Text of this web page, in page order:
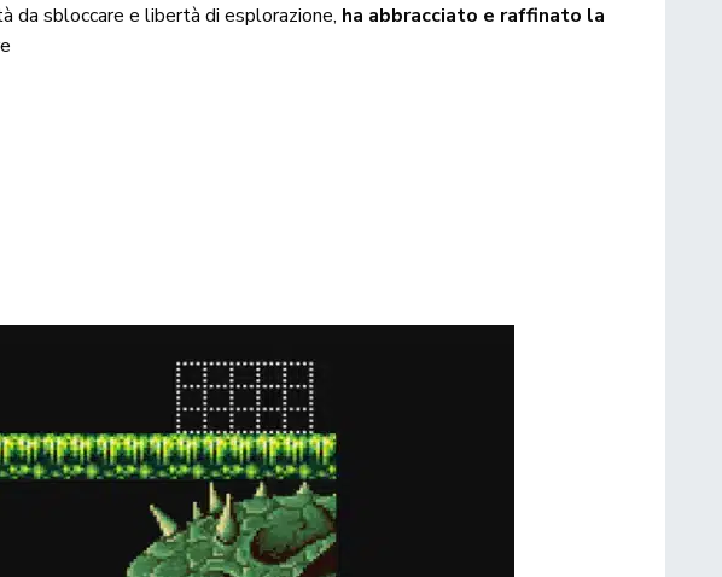
da sbloccare e libertà di esplorazione, ha abbracciato e raffinato la